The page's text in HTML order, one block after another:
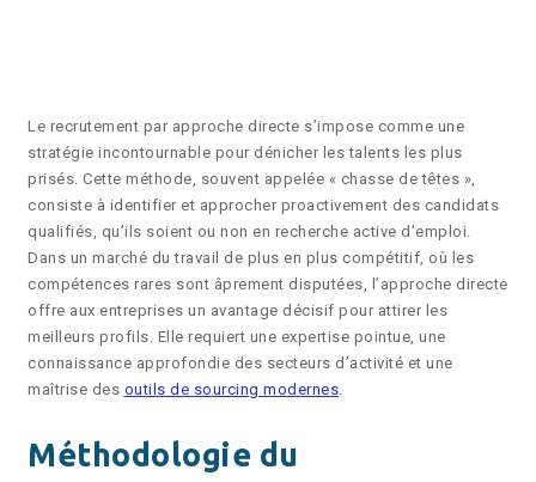
Le recrutement par approche directe s’impose comme une
stratégie incontournable pour dénicher les talents les plus
prisés. Cette méthode, souvent appelée « chasse de têtes »,
consiste à identifier et approcher proactivement des candidats
qualifiés, qu’ils soient ou non en recherche active d’emploi.
Dans un marché du travail de plus en plus compétitif, où les
compétences rares sont âprement disputées, l’approche directe
offre aux entreprises un avantage décisif pour attirer les
meilleurs profils. Elle requiert une expertise pointue, une
connaissance approfondie des secteurs d’activité et une
maîtrise des outils de sourcing modernes.
Méthodologie du